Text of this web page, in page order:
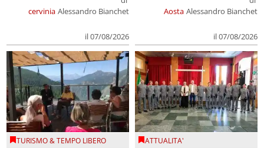
cervinia Alessandro Bianchet
il 07/08/2026
Aosta Alessandro Bianchet
il 07/08/2026
TURISMO & TEMPO LIBERO ATTUALITA'